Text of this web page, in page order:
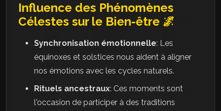
Influence des Phénomènes
Célestes sur le Bien-être 🌌
Synchronisation émotionnelle: Les
équinoxes et solstices nous aident à aligner
nos émotions avec les cycles naturels.
Rituels ancestraux: Ces moments sont
l'occasion de participer à des traditions